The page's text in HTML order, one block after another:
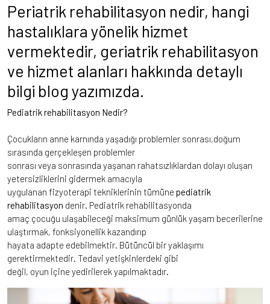
Periatrik rehabilitasyon nedir, hangi
hastalıklara yönelik hizmet
vermektedir, geriatrik rehabilitasyon
ve hizmet alanları hakkında detaylı
bilgi blog yazımızda.
Pediatrik rehabilitasyon Nedir?
Çocukların anne karnında yaşadığı problemler sonrası,doğum
sırasında gerçekleşen problemler
sonrası veya sonrasında yaşanan rahatsızlıklardan dolayı oluşan
yetersizliklerini gidermek amacıyla
uygulanan fizyoterapi tekniklerinin tümüne pediatrik
rehabilitasyon denir. Pediatrik rehabilitasyonda
amaç çocuğu ulaşabileceği maksimum günlük yaşam becerilerine
ulaştırmak, fonksiyonellik kazandırıp
hayata adapte edebilmektir. Bütüncül bir yaklaşımı
gerektirmektedir. Tedavi yetişkinlerdeki gibi
değil, oyun içine yedirilerek yapılmaktadır.